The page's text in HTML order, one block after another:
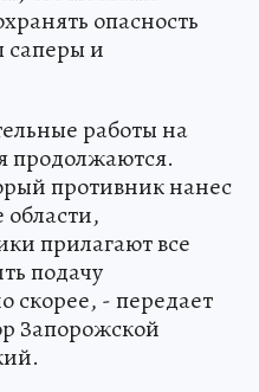
опасность
саперы и
работы на
продолжаются.
противник нанес
области,
прилагают все
подачу
скорее, - передает
Запорожской